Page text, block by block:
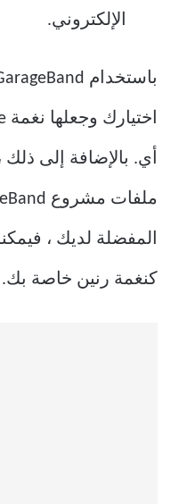
الإلكتروني.
أي. بالإضافة إلى
المفضلة لديك ،
كنغمة رنين خاصة بك.